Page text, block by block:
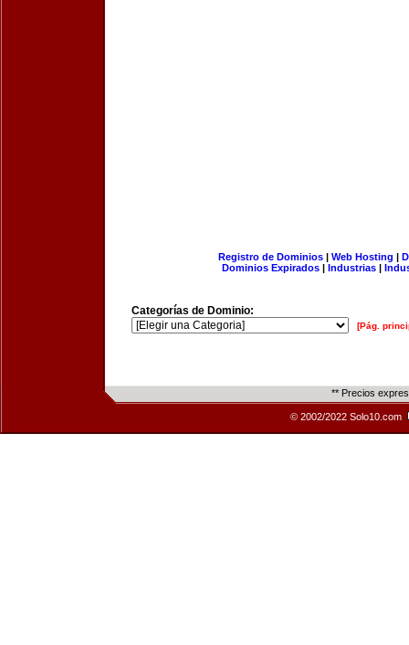
Registro de Dominios| Web Hosting |
Dominios Expirados | Industrias |
Categorías de Dominio:
[Pág.
** Precios
© 2002/2022 Solo10.com